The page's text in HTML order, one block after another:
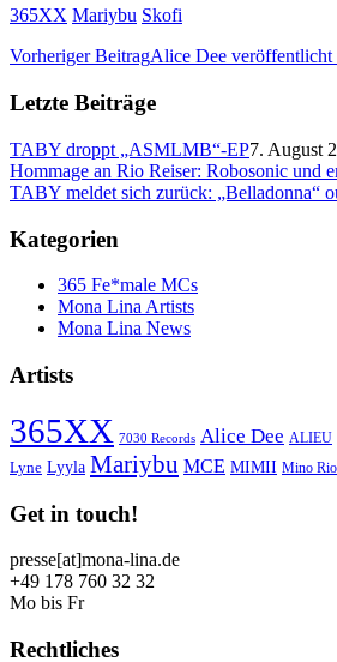
365XX Mariybu Skofi
Vorheriger BeitragAlice Dee
Letzte Beiträge
TABY droppt „ASMLMB“-EP7. August
Hommage an Rio Reiser: Robosonic und
TABY meldet sich zurück: „Belladonna“
Kategorien
365 Fe*male MCs
Mona Lina Artists
Mona Lina News
Artists
365XX 7030 Records Alice Dee ALIEU
Lyne Lyyla Mariybu MCE MIMII Mino
Get in touch!
presse[at]mona-lina.de
+49 178 760 32 32
Mo bis Fr
Rechtliches